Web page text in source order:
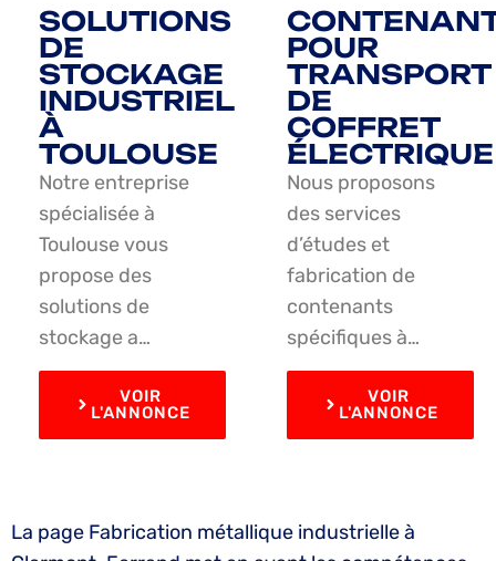
SOLUTIONS
DE
STOCKAGE
INDUSTRIEL
À
TOULOUSE
Notre entreprise
spécialisée à
Toulouse vous
propose des
solutions de
stockage a…
VOIR
L'ANNONCE
POUR
TRANSPORT
DE
COFFRET
ÉLECTRIQUE
Nous proposons
des services
d’études et
fabrication de
contenants
spécifiques à…
VOIR
L'ANNONCE
La page Fabrication métallique industrielle à